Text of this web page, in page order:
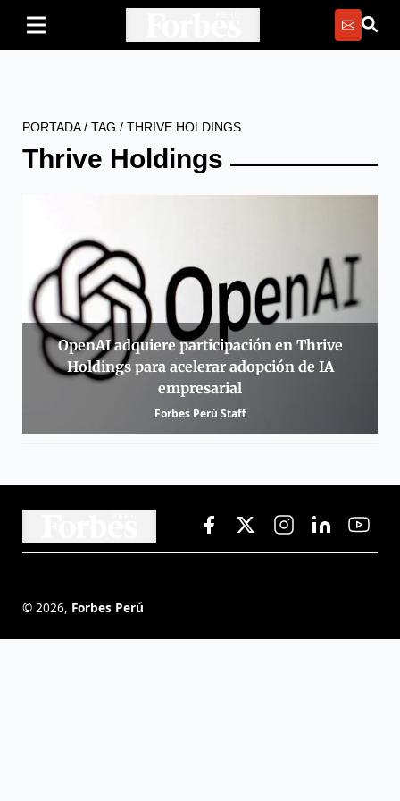
PORTADA/ TAG / THRIVE HOLDINGS
Thrive Holdings
OpenAI adquiere participación en Thrive
Holdings para acelerar adopción de IA
empresarial
Forbes Perú Staff
© 2026, Forbes Perú